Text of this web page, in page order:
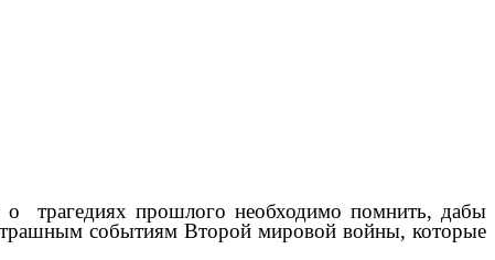
трагедиях прошлого необходимо помнить, дабы
событиям Второй мировой войны, которые